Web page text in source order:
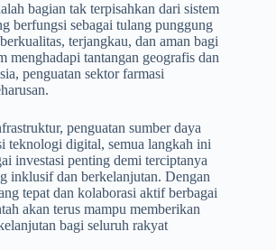
bagian tak terpisahkan dari sistem
berfungsi sebagai tulang punggung
terjangkau, dan aman bagi
menghadapi tantangan geografis dan
penguatan sektor farmasi
penguatan sumber daya
teknologi digital, semua langkah ini
investasi penting demi terciptanya
inklusif dan berkelanjutan. Dengan
tepat dan kolaborasi aktif berbagai
akan terus mampu memberikan
bagi seluruh rakyat